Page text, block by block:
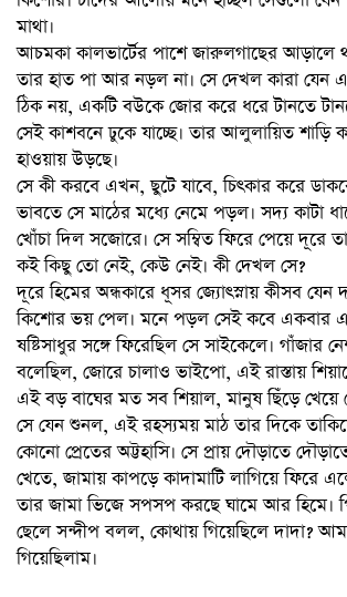
মাথা।
আচমকা কালভার্টের পাশে জারুলগাছের আড়ালে
তার হাত পা আর নড়ল না। সে দেখল কারা যেন
ঠিক নয়, একটি বউকে জোর করে ধরে টানতে
সেই কাশবনে ঢুকে যাচ্ছে। তার আলুলায়িত শাড়ি
হাওয়ায় উড়ছে।
সে কী করবে এখন, ছুটে যাবে, চিৎকার করে
ভাবতে সে মাঠের মধ্যে নেমে পড়ল। সদ্য কাটা
খোঁচা দিল সজোরে। সে সম্বিত ফিরে পেয়ে দূরে
কই কিছু তো নেই, কেউ নেই। কী দেখল সে?
দূরে হিমের অন্ধকারে ধূসর জ্যোৎস্নায় কীসব
কিশোর ভয় পেল। মনে পড়ল সেই কবে একবার
ষষ্টিসাধুর সঙ্গে ফিরেছিল সে সাইকেলে। গাঁজার
বলেছিল, জোরে চালাও ভাইপো, এই রাস্তায়
এই বড় বাঘের মত সব শিয়াল, মানুষ ছিঁড়ে খেয়ে
সে যেন শুনল, এই রহস্যময় মাঠ তার দিকে
কোনো প্রেতের অট্টহাসি। সে প্রায় দৌড়াতে
খেতে, জামায় কাপড়ে কাদামাটি লাগিয়ে ফিরে
তার জামা ভিজে সপসপ করছে ঘামে আর হিমে।
ছেলে সন্দীপ বলল, কোথায় গিয়েছিলে দাদা?
গিয়েছিলাম।